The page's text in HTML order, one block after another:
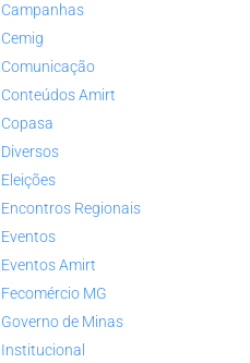
Campanhas
Cemig
Comunicação
Conteúdos Amirt
Copasa
Diversos
Eleições
Encontros Regionais
Eventos
Eventos Amirt
Fecomércio MG
Governo de Minas
Institucional